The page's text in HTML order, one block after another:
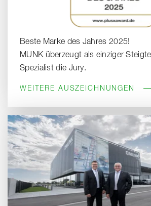
Beste Marke des Jahres 2025!
MUNK überzeugt als einziger
Spezialist die Jury.
WEITERE AUSZEICHNUNGEN